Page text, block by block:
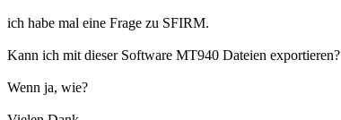
ich habe mal eine Frage zu SFIRM.
Kann ich mit dieser Software MT940 Dateien exportieren?
Wenn ja, wie?